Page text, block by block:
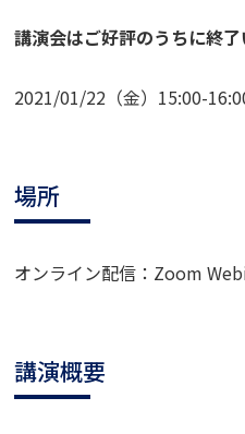
講演会はご好評のうちに終了
2021/01/22（金）15:00-
場所
オンライン配信：Zoom
講演概要